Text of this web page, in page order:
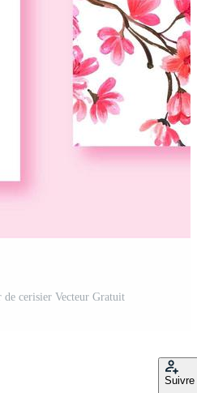
de cerisier Vecteur Gratuit
Suivre